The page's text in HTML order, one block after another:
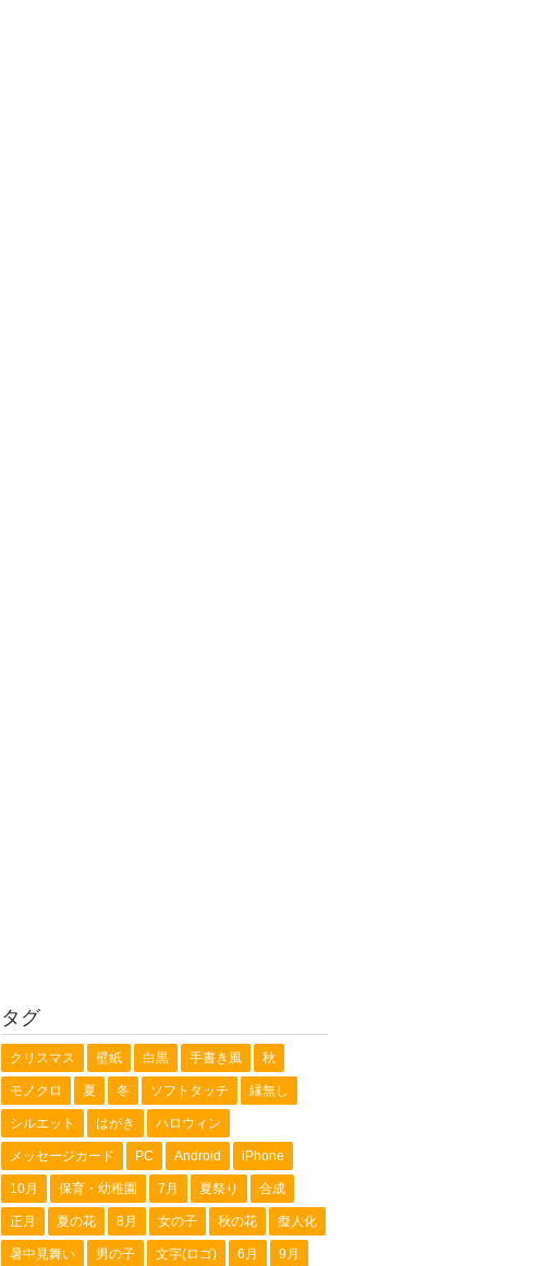
タグ
クリスマス 壁紙 白黒 手書き風 秋
モノクロ 夏 冬 ソフトタッチ 縁無し
シルエット はがき ハロウィン
メッセージカード PC Android iPhone
10月 保育・幼稚園 7月 夏祭り 合成
正月 夏の花 8月 女の子 秋の花 擬人化
暑中見舞い 男の子 文字(ロゴ) 6月 9月